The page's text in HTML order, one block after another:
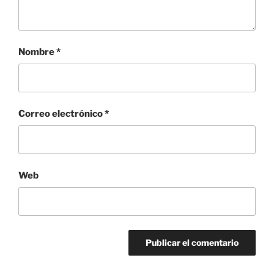
Nombre*
Correo electrónico*
Web